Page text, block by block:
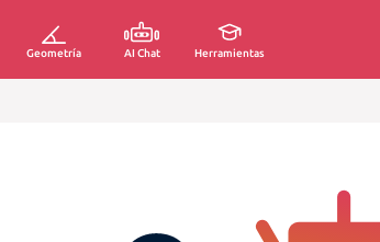
Geometría AI Chat Herramientas